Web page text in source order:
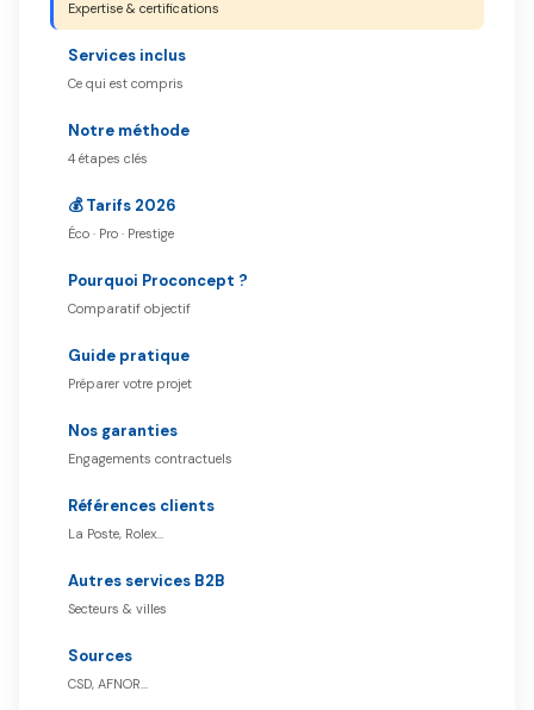
Expertise & certifications
Services inclus
Ce qui est compris
Notre méthode
4 étapes clés
💰 Tarifs 2026
Éco · Pro · Prestige
Pourquoi Proconcept ?
Comparatif objectif
Guide pratique
Préparer votre projet
Nos garanties
Engagements contractuels
Références clients
La Poste, Rolex…
Autres services B2B
Secteurs & villes
Sources
CSD, AFNOR…